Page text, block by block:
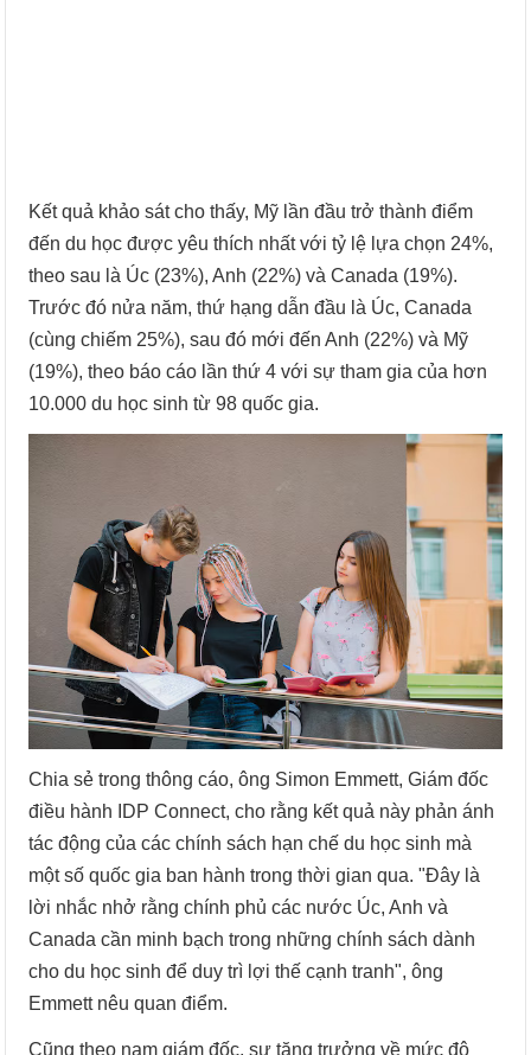
Kết quả khảo sát cho thấy, Mỹ lần đầu trở thành điểm
đến du học được yêu thích nhất với tỷ lệ lựa chọn 24%,
theo sau là Úc (23%), Anh (22%) và Canada (19%).
Trước đó nửa năm, thứ hạng dẫn đầu là Úc, Canada
(cùng chiếm 25%), sau đó mới đến Anh (22%) và Mỹ
(19%), theo báo cáo lần thứ 4 với sự tham gia của hơn
10.000 du học sinh từ 98 quốc gia.
­­Chia sẻ trong thông cáo, ông Simon Emmett, Giám đốc
điều hành IDP Connect, cho rằng kết quả này phản ánh
tác động của các chính sách hạn chế du học sinh mà
một số quốc gia ban hành trong thời gian qua. "Đây là
lời nhắc nhở rằng chính phủ các nước Úc, Anh và
Canada cần minh bạch trong những chính sách dành
cho du học sinh để duy trì lợi thế cạnh tranh", ông
Emmett nêu quan điểm.
Cũng theo nam giám đốc, sự tăng trưởng về mức độ